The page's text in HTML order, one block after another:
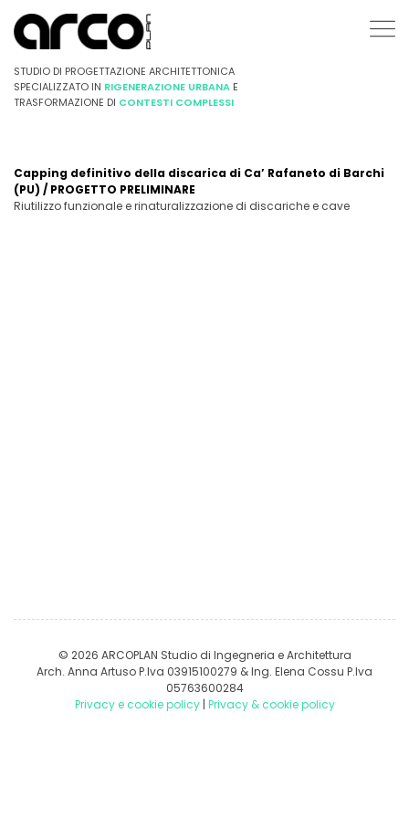
STUDIO DI PROGETTAZIONE ARCHITETTONICA
SPECIALIZZATO IN RIGENERAZIONE URBANA E
TRASFORMAZIONE DI CONTESTI COMPLESSI
Capping definitivo della discarica di Ca’ Rafaneto di Barchi
(PU) / PROGETTO PRELIMINARE
Riutilizzo funzionale e rinaturalizzazione di discariche e cave
© 2026 ARCOPLAN Studio di Ingegneria e Architettura
Arch. Anna Artuso P.Iva 03915100279 & Ing. Elena Cossu P.Iva
05763600284
Privacy e cookie policy| Privacy & cookie policy